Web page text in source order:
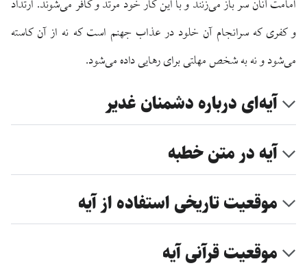
امامت آنان سر باز می‌زنند و با این کار خود مرتد و کافر می‌شوند. ارتداد
و کفری که سرانجام آن خلود در عذاب جهنم است که نه از آن کاسته
می‌شود و نه به شخص مهلتی برای رهایی داده می‌شود.
آیه‌ای درباره دشمنان غدیر
آیه در متن خطبه
موقعیت تاریخی استفاده از آیه
موقعیت قرآنی آیه